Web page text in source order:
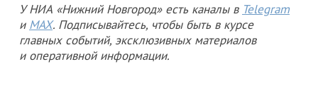
У НИА «Нижний Новгород» есть каналы в Telegram
и MAX. Подписывайтесь, чтобы быть в курсе
главных событий, эксклюзивных материалов
и оперативной информации.